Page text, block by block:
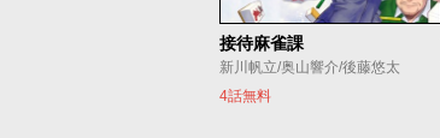
接待麻雀課
新川帆立/奥山響介/後藤悠太
4話無料